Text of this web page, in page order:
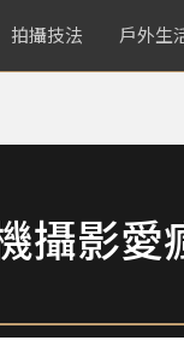
拍攝技法 戶外生
攝影愛